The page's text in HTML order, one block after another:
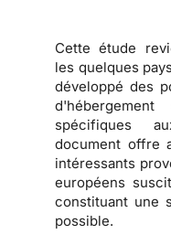
Cette étude
les quelques
développé des
spécifiques
document offre
intéressants
européens
constituant une
possible.